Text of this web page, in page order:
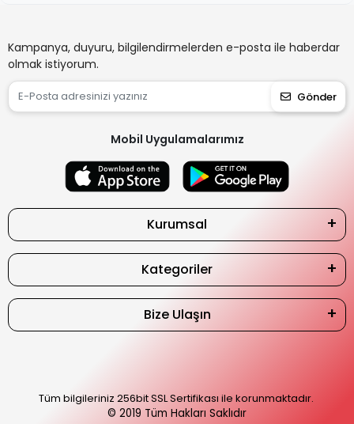
Kampanya, duyuru, bilgilendirmelerden e-posta ile haberdar
olmak istiyorum.
Gönder
Mobil Uygulamalarımız
Kurumsal
Kategoriler
Bize Ulaşın
Tüm bilgileriniz 256bit SSL Sertifikası ile korunmaktadır.
© 2019 Tüm Hakları Saklıdır